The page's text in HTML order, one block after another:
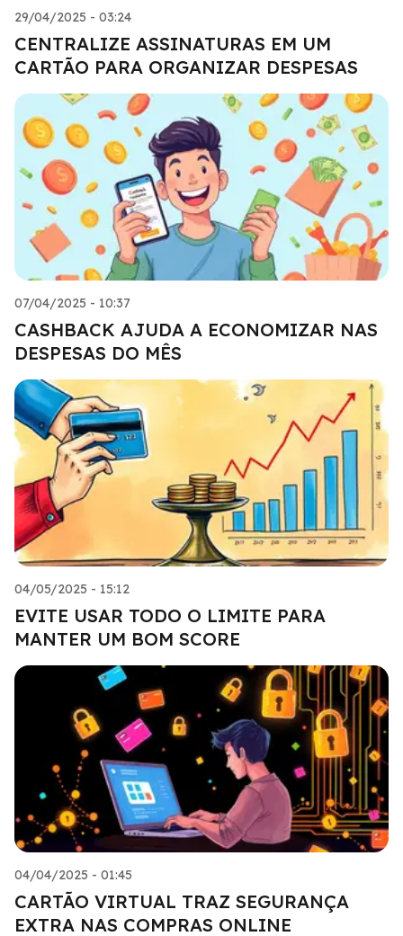
29/04/2025 - 03:24
CENTRALIZE ASSINATURAS EM UM
CARTÃO PARA ORGANIZAR DESPESAS
07/04/2025 - 10:37
CASHBACK AJUDA A ECONOMIZAR NAS
DESPESAS DO MÊS
04/05/2025 - 15:12
EVITE USAR TODO O LIMITE PARA
MANTER UM BOM SCORE
04/04/2025 - 01:45
CARTÃO VIRTUAL TRAZ SEGURANÇA
EXTRA NAS COMPRAS ONLINE